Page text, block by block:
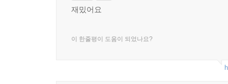
재밌어요
이 한줄평이 도움이 되었나요?